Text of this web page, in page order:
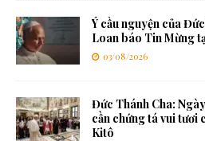
Ý cầu nguyện của
Loan báo Tin Mừng
03/08/2026
Đức Thánh Cha:
cần chứng tá vui tươi
Kitô